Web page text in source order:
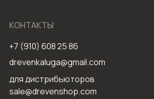
+7 (910) 608 25 86
КОНТАКТЫ
для дистрибьюторов
sale@drevenshop.com
drevenkaluga@gmail.com